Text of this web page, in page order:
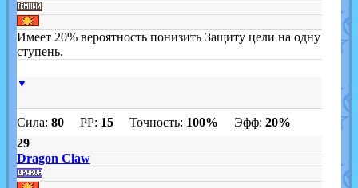
Имеет 20% вероятность понизить Защиту цели на одну
ступень.
▼
Сила: 80PP: 15Точность: 100% Эфф: 20%
29
Dragon Claw